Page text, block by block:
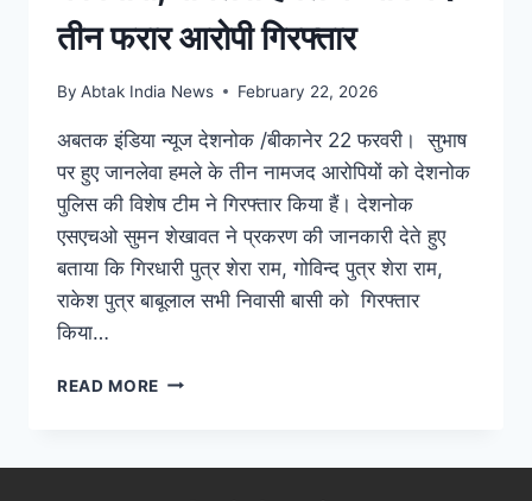
कानून|क्राइम|युवा |राजस्थान|राज्य
देशनोक पुलिस कि बड़ी
कामयाबी,जानलेवा हमले के नामजद
तीन फरार आरोपी गिरफ्तार
ByAbtak India News February 22, 2026
अबतक इंडिया न्यूज देशनोक /बीकानेर 22 फरवरी। सुभाष
पर हुए जानलेवा हमले के तीन नामजद आरोपियों को देशनोक
पुलिस की विशेष टीम ने गिरफ्तार किया हैं। देशनोक
एसएचओ सुमन शेखावत ने प्रकरण की जानकारी देते हुए
किया…